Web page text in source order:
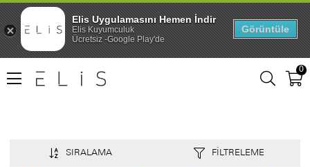
0
FILTRELEME
SIRALAMA
Elis Uygulamasını Hemen İndir
Elis Kuyumculuk
Ücretsiz -Google Play'de
Görüntüle